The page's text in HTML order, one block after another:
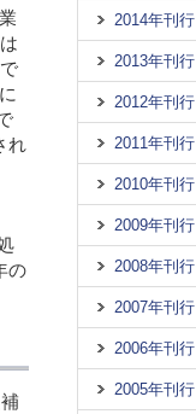
れ
の
2014年刊行
2013年刊行
2012年刊行
2011年刊行
2010年刊行
2009年刊行
2008年刊行
2007年刊行
2006年刊行
2005年刊行